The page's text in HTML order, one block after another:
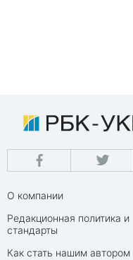
О компании
Редакционная политика и
стандарты
Как стать нашим автором